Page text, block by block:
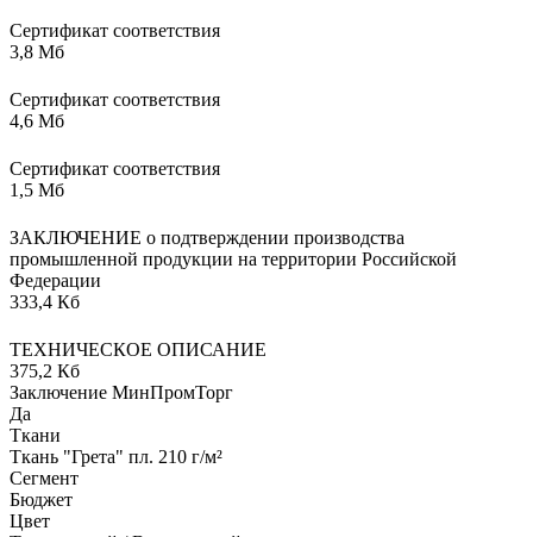
Сертификат соответствия
3,8 Мб
Сертификат соответствия
4,6 Мб
Сертификат соответствия
1,5 Мб
ЗАКЛЮЧЕНИЕ о подтверждении производства
промышленной продукции на территории Российской
Федерации
333,4 Кб
ТЕХНИЧЕСКОЕ ОПИСАНИЕ
375,2 Кб
Заключение МинПромТорг
Да
Ткани
Ткань "Грета" пл. 210 г/м²
Сегмент
Бюджет
Цвет